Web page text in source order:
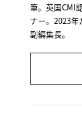
筆。英国CMI
ナー。2023
副編集長。